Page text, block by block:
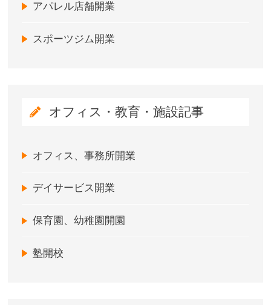
アパレル店舗開業
スポーツジム開業
オフィス・教育・施設記事
オフィス、事務所開業
デイサービス開業
保育園、幼稚園開園
塾開校